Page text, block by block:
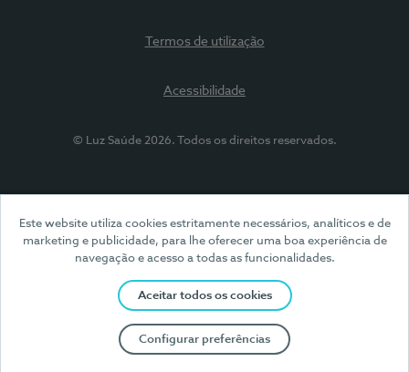
Este website utiliza cookies estritamente necessários, analíticos e de
marketing e publicidade, para lhe oferecer uma boa experiência de
navegação e acesso a todas as funcionalidades.
Aceitar todos os cookies
Configurar preferências
Termos de utilização
Acessibilidade
© Luz Saúde 2026. Todos os direitos reservados.